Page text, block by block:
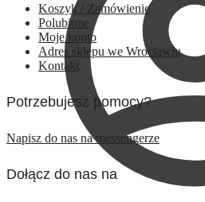
Koszyk / Zamówienie
Polubione
Moje konto
Adres sklepu we Wroclawiu
Kontakt
Potrzebujesz pomocy?
Napisz do nas na messengerze
Dołącz do nas na